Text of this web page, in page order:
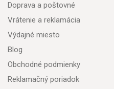
Doprava a poštovné
Vrátenie a reklamácia
Výdajné miesto
Blog
Obchodné podmienky
Reklamačný poriadok